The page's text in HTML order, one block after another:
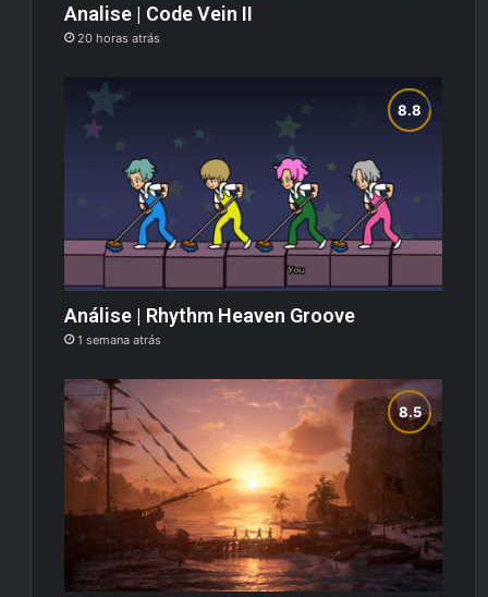
Analise | Code Vein II
20 horas atrás
Análise | Rhythm Heaven Groove
1 semana atrás